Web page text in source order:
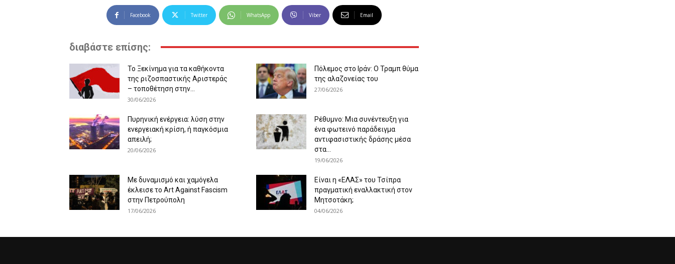
Facebook Twitter WhatsApp Viber Email
διαβάστε επίσης:
Το Ξεκίνημα για τα καθήκοντα
της ριζοσπαστικής Αριστεράς
– τοποθέτηση στην...
30/06/2026
Πόλεμος στο Ιράν: Ο Τραμπ θύμα
της αλαζονείας του
27/06/2026
Πυρηνική ενέργεια: λύση στην
ενεργειακή κρίση, ή παγκόσμια
απειλή;
20/06/2026
Ρέθυμνο: Μια συνέντευξη για
ένα φωτεινό παράδειγμα
αντιφασιστικής δράσης μέσα
στα...
19/06/2026
Με δυναμισμό και χαμόγελα
έκλεισε το Art Against Fascism
στην Πετρούπολη
17/06/2026
Είναι η «ΕΛΑΣ» του Τσίπρα
πραγματική εναλλακτική στον
Μητσοτάκη;
04/06/2026